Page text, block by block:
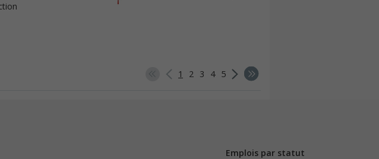
1 2 3 4 5
Emplois par statut